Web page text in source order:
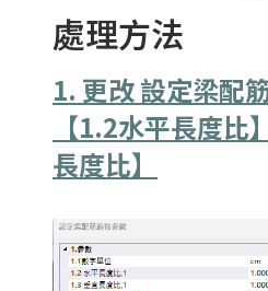
處理方法
1. 更改 設定梁配
【1.2水平長度比
長度比】